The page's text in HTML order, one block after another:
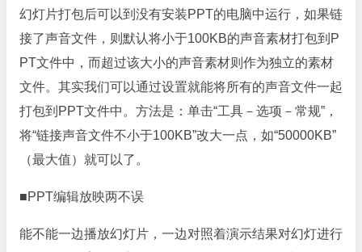
幻灯片打包后可以到没有安装PPT的电脑中运行，如果链
接了声音文件，则默认将小于100KB的声音素材打包到P
PT文件中，而超过该大小的声音素材则作为独立的素材
文件。其实我们可以通过设置就能将所有的声音文件一起
打包到PPT文件中。方法是：单击“工具－选项－常规”，
将“链接声音文件不小于100KB”改大一点，如“50000KB”
（最大值）就可以了。
■PPT编辑放映两不误
能不能一边播放幻灯片，一边对照着演示结果对幻灯进行